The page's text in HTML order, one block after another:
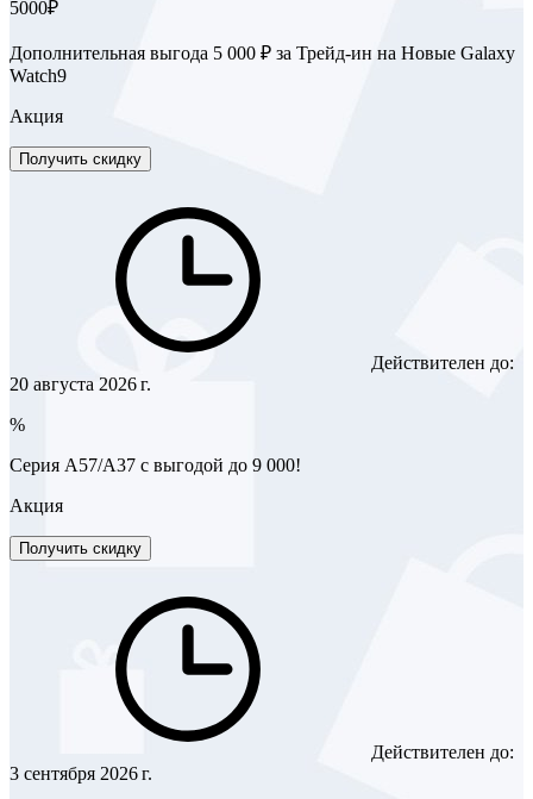
5000₽
Дополнительная выгода 5 000 ₽ за Трейд-ин на Новые Galaxy
Watch9
Акция
Получить скидку
Действителен до:
20 августа 2026 г.
%
Серия A57/A37 с выгодой до 9 000!
Акция
Получить скидку
Действителен до:
3 сентября 2026 г.